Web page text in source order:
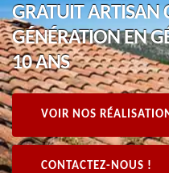
GRATUIT ARTISAN
GÉNÉRATION EN
10 ANS
VOIR NOS
CONTACTEZ-NOUS !